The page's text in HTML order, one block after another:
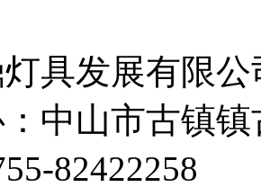
灯具发展有
中山市古镇